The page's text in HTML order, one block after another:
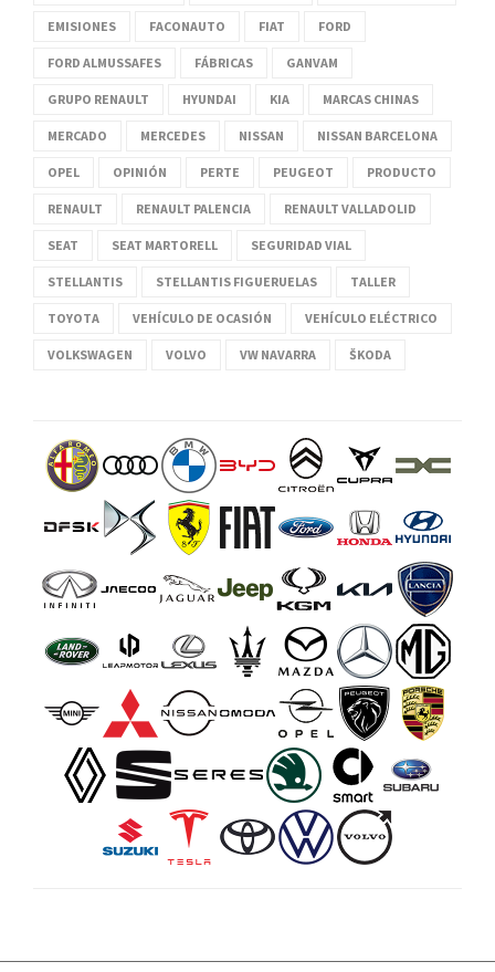
EMISIONES FACONAUTO FIAT FORD
FORD ALMUSSAFES FÁBRICAS GANVAM
GRUPO RENAULT HYUNDAI KIA MARCAS CHINAS
MERCADO MERCEDES NISSAN NISSAN BARCELONA
OPEL OPINIÓN PERTE PEUGEOT PRODUCTO
RENAULT RENAULT PALENCIA RENAULT VALLADOLID
SEAT SEAT MARTORELL SEGURIDAD VIAL
STELLANTIS STELLANTIS FIGUERUELAS TALLER
TOYOTA VEHÍCULO DE OCASIÓN VEHÍCULO ELÉCTRICO
VOLKSWAGEN VOLVO VW NAVARRA ŠKODA